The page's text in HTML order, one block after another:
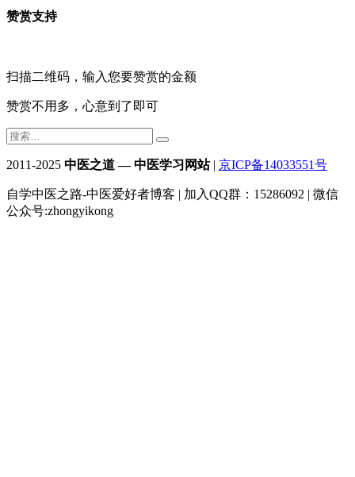
赞赏支持
扫描二维码，输入您要赞赏的金额
赞赏不用多，心意到了即可
2011-2025 中医之道 — 中医学习网站| 京ICP备14033551号
自学中医之路-中医爱好者博客 | 加入QQ群：15286092 | 微信
公众号:zhongyikong